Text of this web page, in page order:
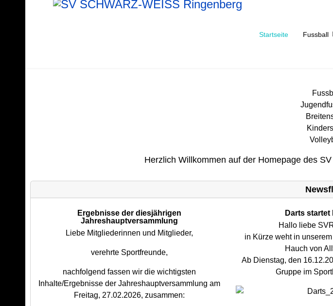
Startseite Fussball
Herzlich Willkommen auf der Homepage des
Ergebnisse der diesjährigen
Jahreshauptversammlung
Liebe Mitgliederinnen und Mitglieder,
verehrte Sportfreunde,
nachfolgend fassen wir die wichtigsten
Inhalte/Ergebnisse der Jahreshauptversammlung am
Freitag, 27.02.2026, zusammen:
Darts startet
Hallo liebe
in Kürze weht in
Hauch von
Ab Dienstag, den
Gruppe im